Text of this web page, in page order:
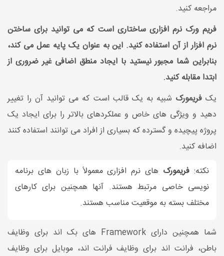
مراجعه کنید.
فریم ورک نرم افزاری ساختاری است که می توانید برای ساختن
نرم افزار از آن استفاده کنید. این به عنوان یک پایه عمل می کند،
بنابراین شما مجبور نیستید با ایجاد منطق اضافی غیر ضروری از
ابتدا مقابله کنید.
یکفریمورک شبیه به یک قالب است که می توانید آن را تغییر
دهید و ویژگی های خاص و عملکردهای بالاتر را برای ایجاد یک
پروژه پیچیده و گسترده که بسیاری از افراد می توانند استفاده کنند
اضافه کنید.
نکته: فریمورک های نرم افزاری معمولاً با زبان های برنامه
نویسی خاصی مرتبط هستند. آنها همچنین برای کارهای
مختلف بسته به موقعیت مناسب هستند.
شما همچنین دارای Framework های بک اند برای وظایف
باطن، فرانت اند برای وظایف فرانت اند، موبایل برای وظایف